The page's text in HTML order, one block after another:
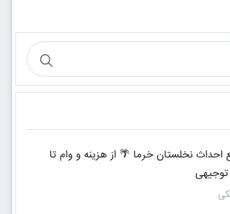
احداث نخلستان خرما 🌴 از هزینه و وام تا